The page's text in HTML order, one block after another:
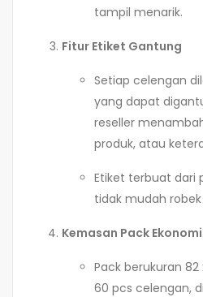
tampil menarik.
Fitur Etiket Gantung
Setiap celengan
yang dapat
reseller
produk, atau
Etiket terbuat dari
tidak mudah
Kemasan Pack
Pack berukuran
60 pcs celengan,